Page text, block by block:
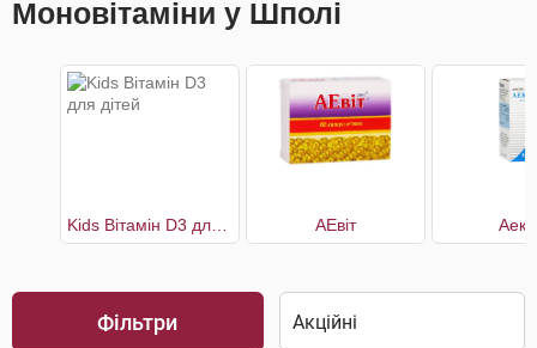
Моновітаміни у Шполі
АЕвіт
Фільтри